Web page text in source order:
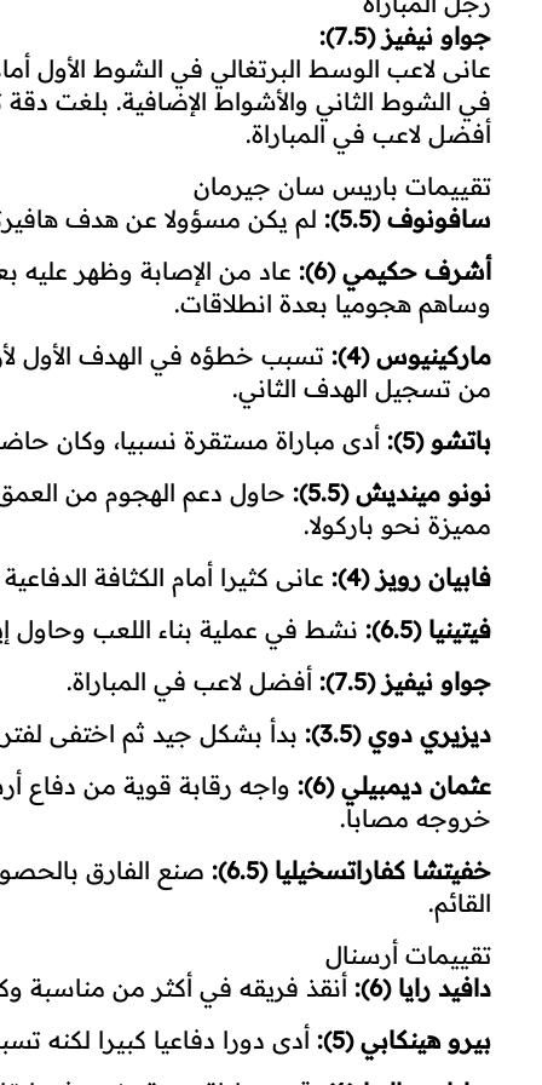
جواو نيفيز (7.5):
عانى لاعب الوسط البرتغالي في الشوط الأول
أفضل لاعب في المباراة.
تقييمات باريس سان جيرمان
سافونوف (5.5):
لم يكن مسؤولا عن هدف
أشرف حكيمي (6):
عاد من الإصابة وظهر عليه
وساهم هجوميا بعدة انطلاقات.
ماركينيوس (4):
تسبب خطؤه في الهدف الأول
من تسجيل الهدف الثاني.
باتشو (5):
أدى مباراة مستقرة نسبيا، وكان
نونو مينديش (5.5):
حاول دعم الهجوم من
مميزة نحو باركولا.
فابيان رويز (4):
عانى كثيرا أمام الكثافة
فيتينيا (6.5):
نشط في عملية بناء اللعب وحاول
جواو نيفيز (7.5):
أفضل لاعب في المباراة.
ديزيري دوي (3.5):
بدأ بشكل جيد ثم اختفى
عثمان ديمبيلي (6):
واجه رقابة قوية من دفاع
خروجه مصابا.
خفيتشا كفاراتسخيليا (6.5):
صنع الفارق
القائم.
تقييمات أرسنال
دافيد رايا (6):
أنقذ فريقه في أكثر من مناسبة
بيرو هينكابي (5):
أدى دورا دفاعيا كبيرا لكنه